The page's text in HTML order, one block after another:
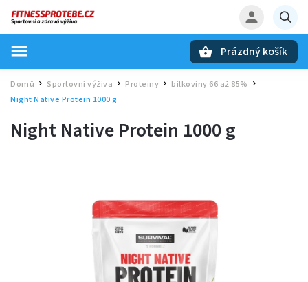
Prázdný košík
Domů / Sportovní výživa / Proteiny / bílkoviny 66 až 85%
Night Native Protein 1000 g
Night Native Protein 1000 g